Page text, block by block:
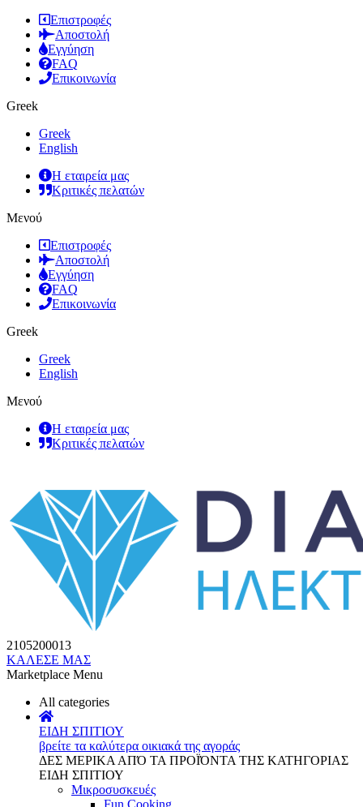
Επιστροφές
Αποστολή
Εγγύηση
FAQ
Επικοινωνία
Greek
Greek
English
Η εταιρεία μας
Κριτικές πελατών
Μενού
Επιστροφές
Αποστολή
Εγγύηση
FAQ
Επικοινωνία
Greek
Greek
English
Μενού
Η εταιρεία μας
Κριτικές πελατών
2105200013
ΚΑΛΕΣΕ ΜΑΣ
Marketplace Menu
All categories
ΕΙΔΗ ΣΠΙΤΙΟΥ
βρείτε τα καλύτερα οικιακά της αγοράς
ΔΕΣ ΜΕΡΙΚΑ ΑΠΌ ΤΑ ΠΡΟΪΌΝΤΑ ΤΗΣ ΚΑΤΗΓΟΡΙΑΣ
ΕΙΔΗ ΣΠΙΤΙΟΥ
Μικροσυσκευές
Fun Cooking